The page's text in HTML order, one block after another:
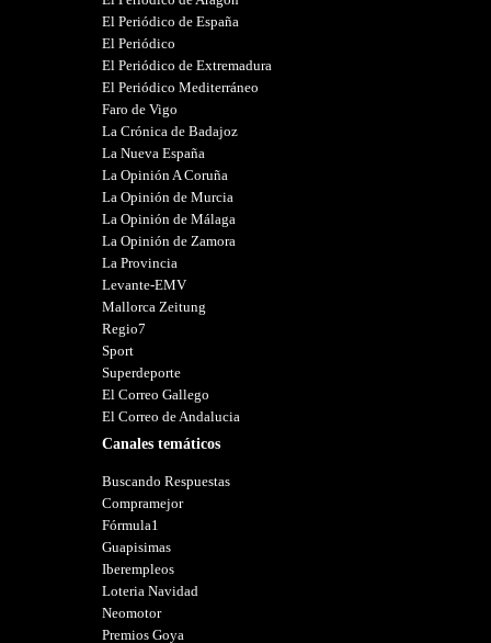
El Periódico de España
El Periódico
El Periódico de Extremadura
El Periódico Mediterráneo
Faro de Vigo
La Crónica de Badajoz
La Nueva España
La Opinión A Coruña
La Opinión de Murcia
La Opinión de Málaga
La Opinión de Zamora
La Provincia
Levante-EMV
Mallorca Zeitung
Regio7
Sport
Superdeporte
El Correo Gallego
El Correo de Andalucia
Canales temáticos
Buscando Respuestas
Compramejor
Fórmula1
Guapisimas
Iberempleos
Loteria Navidad
Neomotor
Premios Goya